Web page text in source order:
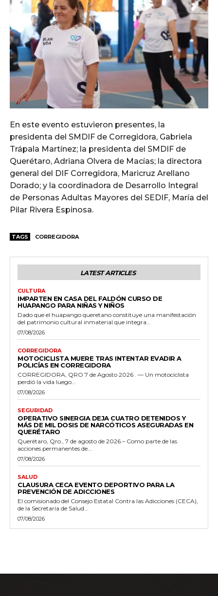
En este evento estuvieron presentes, la
presidenta del SMDIF de Corregidora, Gabriela
Trápala Martínez; la presidenta del SMDIF de
Querétaro, Adriana Olvera de Macías; la directora
general del DIF Corregidora, Maricruz Arellano
Dorado; y la coordinadora de Desarrollo Integral
de Personas Adultas Mayores del SEDIF, María del
Pilar Rivera Espinosa.
TAGS CORREGIDORA
LATEST ARTICLES
CULTURA
IMPARTEN EN CASA DEL FALDÓN CURSO DE
HUAPANGO PARA NIÑAS Y NIÑOS
Dado que el huapango queretano constituye una manifestación
del patrimonio cultural inmaterial que integra...
07/08/2026
CORREGIDORA
MOTOCICLISTA MUERE TRAS INTENTAR EVADIR A
POLICÍAS EN CORREGIDORA
CORREGIDORA, QRO 7 de Agosto 2026 . — Un motociclista
perdió la vida luego...
07/08/2026
SEGURIDAD
OPERATIVO SINERGIA DEJA CUATRO DETENIDOS Y
MÁS DE MIL DOSIS DE NARCÓTICOS ASEGURADAS EN
QUERÉTARO
Querétaro, Qro., 7 de agosto de 2026.– Como parte de las
acciones permanentes de...
07/08/2026
SALUD
CLAUSURA CECA EVENTO DEPORTIVO PARA LA
PREVENCIÓN DE ADICCIONES
El comisionado del Consejo Estatal Contra las Adicciones (CECA),
de la Secretaría de Salud...
07/08/2026